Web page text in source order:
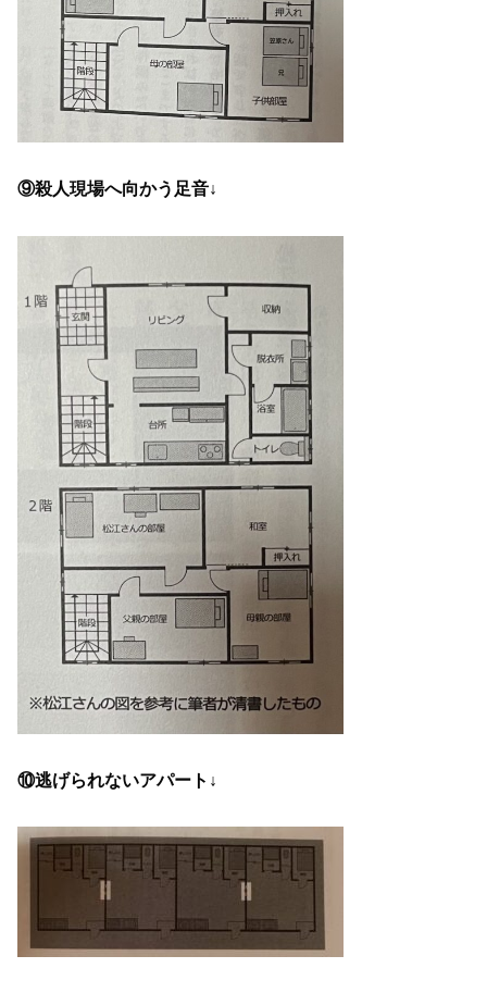
⑨殺人現場へ向かう足音↓
⑩逃げられないアパート↓